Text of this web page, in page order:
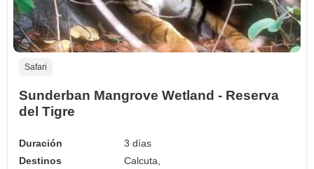
Safari
Sunderban Mangrove Wetland - Reserva
del Tigre
Duración
3 días
Destinos
Calcuta,